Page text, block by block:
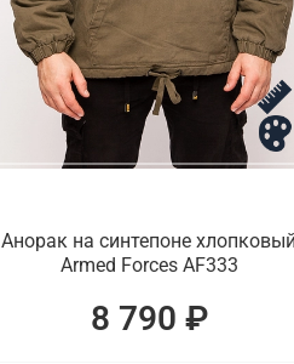
Анорак на синтепоне хлопковый
Armed Forces AF333
8 790 ₽